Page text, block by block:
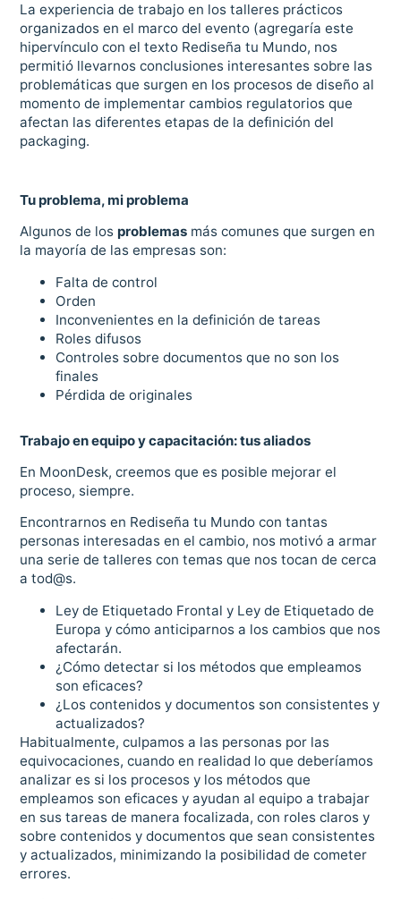
La experiencia de trabajo en los talleres prácticos
organizados en el marco del evento (agregaría este
hipervínculo con el texto Rediseña tu Mundo, nos
permitió llevarnos conclusiones interesantes sobre las
problemáticas que surgen en los procesos de diseño al
momento de implementar cambios regulatorios que
afectan las diferentes etapas de la definición del
packaging.
Tu problema, mi problema
Algunos de los problemas más comunes que surgen en
la mayoría de las empresas son:
Falta de control
Orden
Inconvenientes en la definición de tareas
Roles difusos
Controles sobre documentos que no son los
finales
Pérdida de originales
Trabajo en equipo y capacitación: tus aliados
En MoonDesk, creemos que es posible mejorar el
proceso, siempre.
Encontrarnos en Rediseña tu Mundo con tantas
personas interesadas en el cambio, nos motivó a armar
una serie de talleres con temas que nos tocan de cerca
a tod@s.
Ley de Etiquetado Frontal y Ley de Etiquetado de
Europa y cómo anticiparnos a los cambios que nos
afectarán.
¿Cómo detectar si los métodos que empleamos
son eficaces?
¿Los contenidos y documentos son consistentes y
actualizados?
Habitualmente, culpamos a las personas por las
equivocaciones, cuando en realidad lo que deberíamos
analizar es si los procesos y los métodos que
empleamos son eficaces y ayudan al equipo a trabajar
en sus tareas de manera focalizada, con roles claros y
sobre contenidos y documentos que sean consistentes
y actualizados, minimizando la posibilidad de cometer
errores.